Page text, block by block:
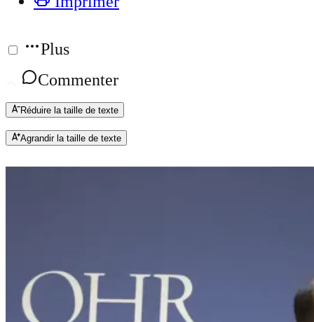
Plus
Commenter
Réduire la taille de texte
Agrandir la taille de texte